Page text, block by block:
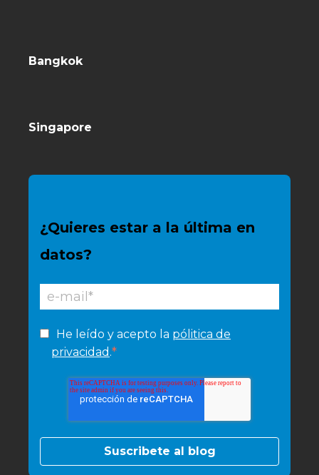
Bangkok
Singapore
¿Quieres estar a la última en
datos?
He leído y acepto la pólitica de
privacidad .*